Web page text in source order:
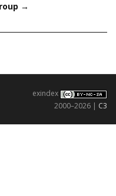
→
exindex
2000–2026 | C3